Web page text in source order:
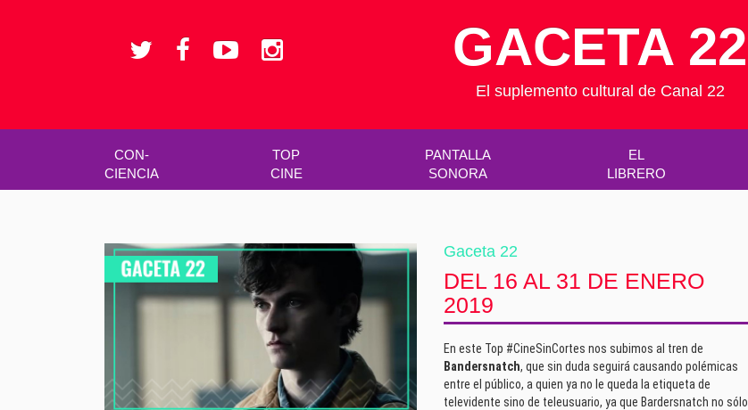
GACETA 22
El suplemento cultural de Canal 22
CON-
CIENCIA
TOP
CINE
PANTALLA
SONORA
EL
LIBRERO
Gaceta 22
DEL 16 AL 31 DE ENERO
2019
En este Top #CineSinCortes nos subimos al tren de
Bandersnatch, que sin duda seguirá causando polémicas
entre el público, a quien ya no le queda la etiqueta de
televidente sino de teleusuario, ya que Bardersnatch no sólo